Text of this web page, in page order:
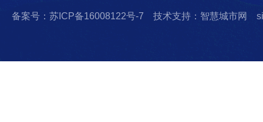
备案号：苏ICP备16008122号-7 技术支持：智慧城市网